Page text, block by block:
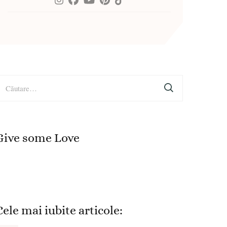
some Love
mai iubite articole: